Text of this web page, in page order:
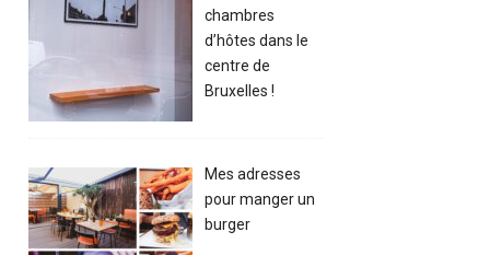
chambres
d’hôtes dans le
centre de
Bruxelles !
Mes adresses
pour manger un
burger